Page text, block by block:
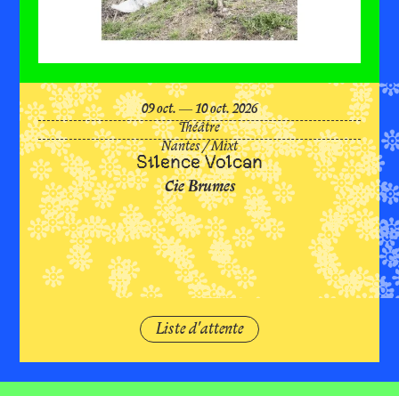
Silence Volcan
Cie Brumes
du
09 octobre
oct. ― au
10octobre
oct. 2026
Théâtre
Nantes/Mixt
Liste d'attente